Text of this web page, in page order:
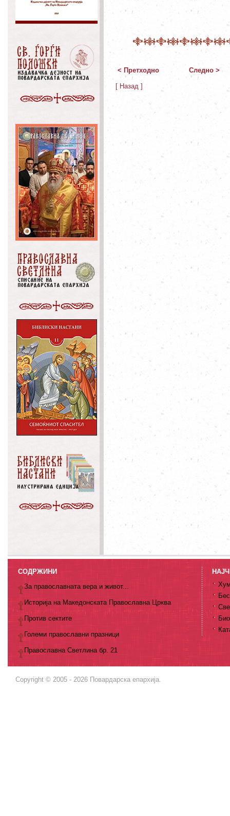
< Претходно Следно >
[ Назад ]
СОДРЖИНИ
За православната вера и живот...
Историја на Македонската Православна Црква
Против сектите
Големи православни празници
Православна Светлина бр. 21
Copyright © 2005 - 2026 Повардарска епархија.